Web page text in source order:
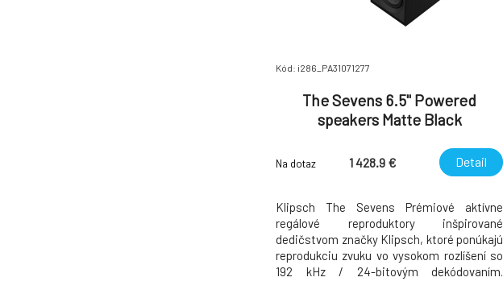
Kód: i286_PA31071277
The Sevens 6.5" Powered
speakers Matte Black
Na dotaz 1 428.9 € Detail
Klipsch The Sevens Prémiové aktívne
regálové reproduktory inšpirované
dedičstvom značky Klipsch, ktoré ponúkajú
reprodukciu zvuku vo vysokom rozlíšení so
192 kHz / 24-bitovým dekódovaním.